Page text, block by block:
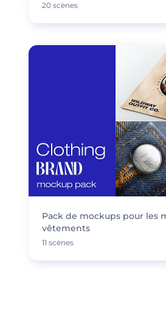
20 scènes
Pack de mockups pour les
vêtements
11 scènes